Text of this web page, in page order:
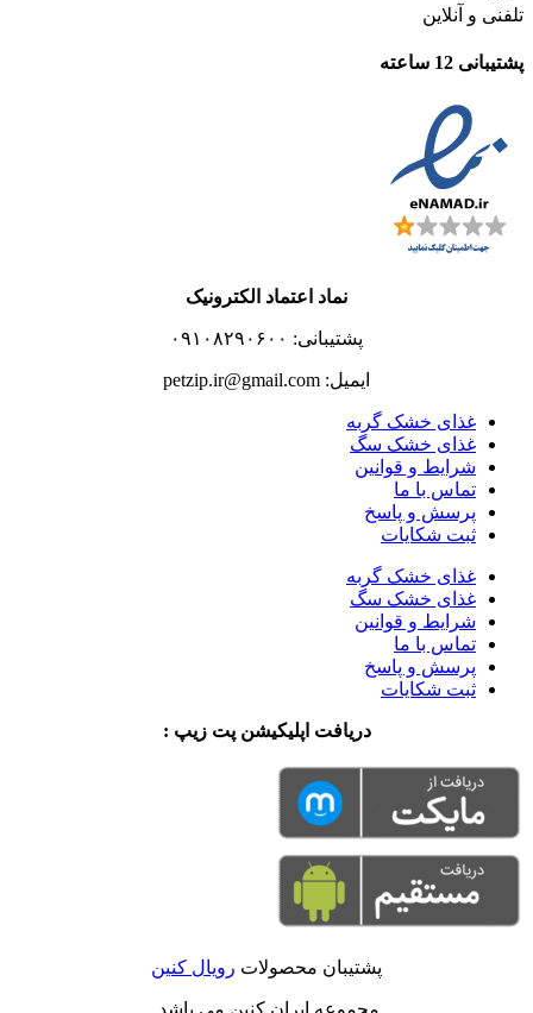
تلفنی و آنلاین
پشتیبانی 12 ساعته
نماد اعتماد الکترونیک
پشتیبانی: ۰۹۱۰۸۲۹۰۶۰۰
ایمیل: petzip.ir@gmail.com
غذای خشک گربه
غذای خشک سگ
شرایط و قوانین
تماس با ما
پرسش و پاسخ
ثبت شکایات
غذای خشک گربه
غذای خشک سگ
شرایط و قوانین
تماس با ما
پرسش و پاسخ
ثبت شکایات
دریافت اپلیکیشن پت زیپ :
پشتیبان محصولات رویال کنین
مجموعه ایران کنین می باشد.